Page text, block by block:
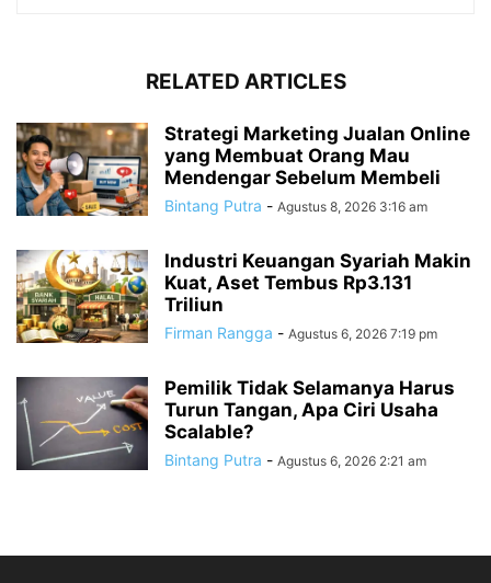
RELATED ARTICLES
Strategi Marketing Jualan Online
yang Membuat Orang Mau
Mendengar Sebelum Membeli
Bintang Putra - Agustus 8, 2026 3:16 am
Industri Keuangan Syariah Makin
Kuat, Aset Tembus Rp3.131
Triliun
Firman Rangga - Agustus 6, 2026 7:19 pm
Pemilik Tidak Selamanya Harus
Turun Tangan, Apa Ciri Usaha
Scalable?
Bintang Putra - Agustus 6, 2026 2:21 am